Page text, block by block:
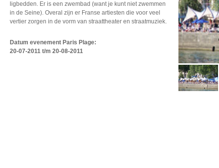
ligbedden. Er is een zwembad (want je kunt niet zwemmen
in de Seine). Overal zijn er Franse artiesten die voor veel
vertier zorgen in de vorm van straattheater en straatmuziek.
Datum evenement Paris Plage:
20-07-2011 t/m 20-08-2011